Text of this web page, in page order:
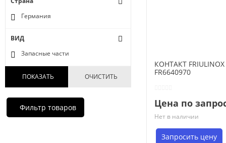
Германия
ВИД
Запасные части
ПОКАЗАТЬ ОЧИСТИТЬ
Фильтр товаров
КОНТАКТ FRIULINOX
FR6640970
Цена по
Нет в наличии
Запросить цену